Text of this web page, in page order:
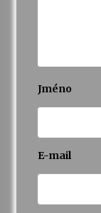
Jméno
E-mail